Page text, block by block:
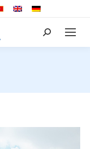
Search: